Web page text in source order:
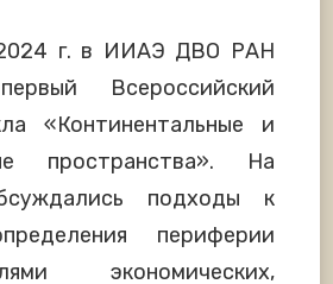
г. в ИИАЭ ДВО РАН
Всероссийский
«Континентальные и
пространства». На
подходы к
периферии
экономических,